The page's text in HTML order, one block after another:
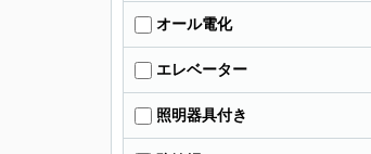
オール電化
エレベーター
照明器具付き